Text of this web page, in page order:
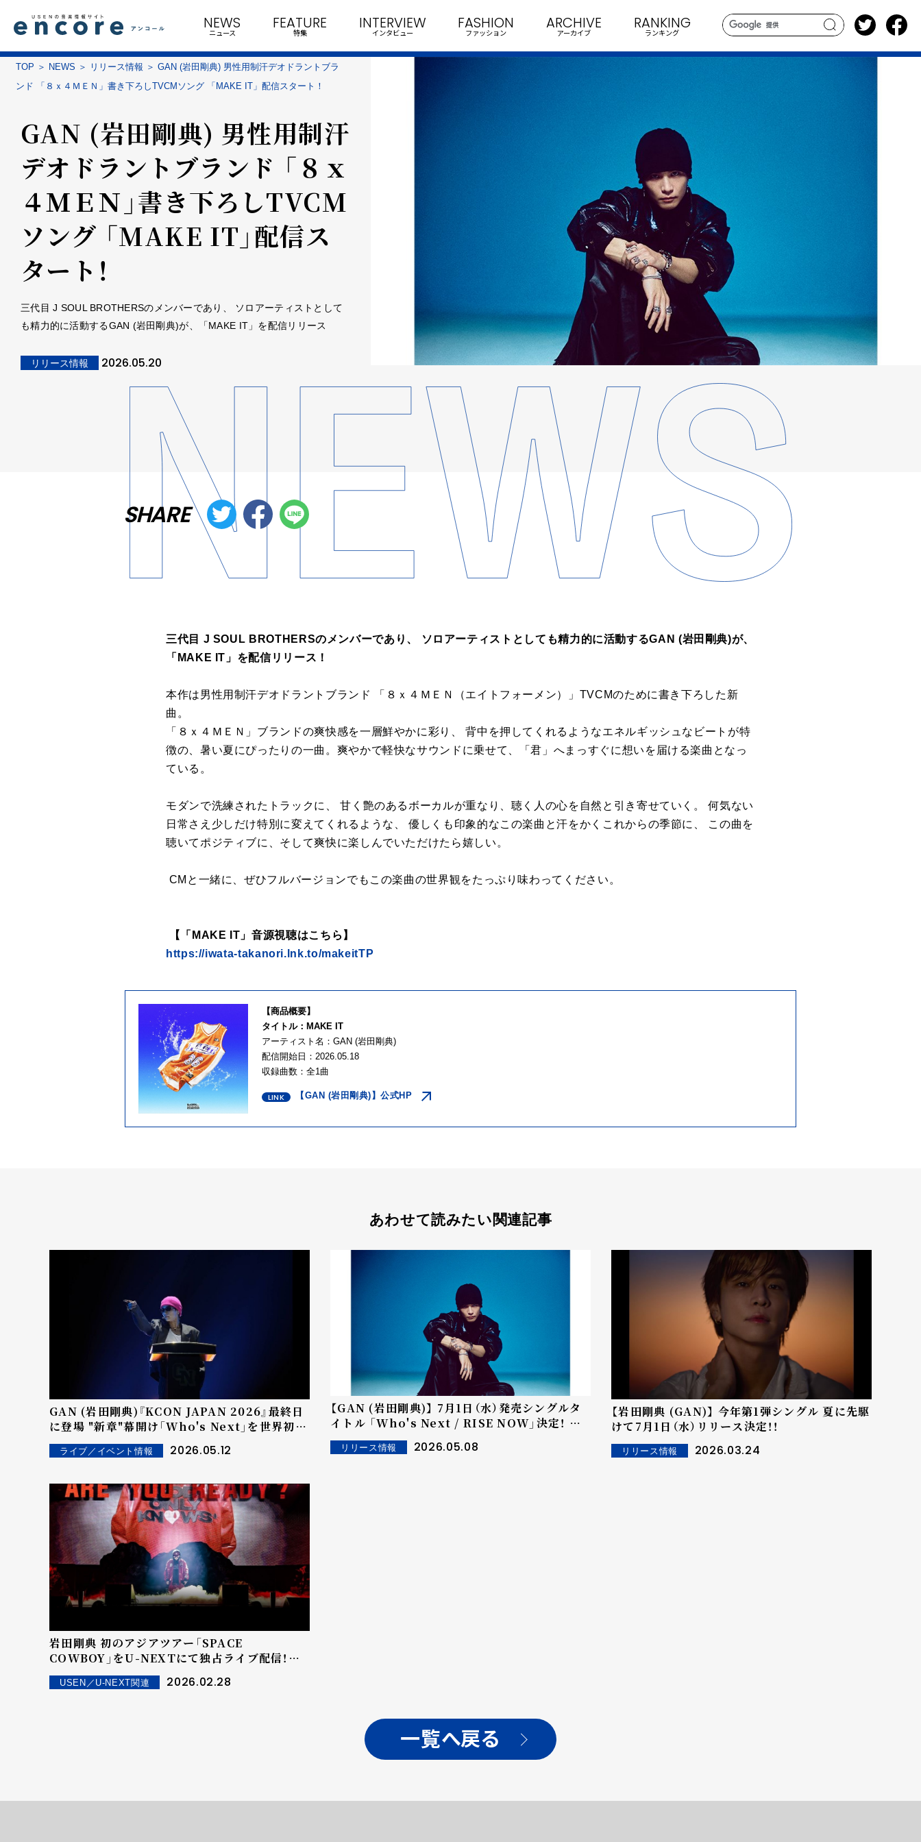
search
NEWS
ニュース
FEATURE
特集
INTERVIEW
インタビュー
FASHION
ファッション
ARCHIVE
アーカイブ
RANKING
ランキング
TOP NEWS リリース情報
GAN (岩田剛典) 男性用制汗デオドラントブラ
ンド 「８ｘ４ＭＥＮ」書き下ろしTVCMソング 「MAKE IT」配信スタート！
GAN (岩田剛典) 男性用制汗
デオドラントブランド 「８ｘ
４ＭＥＮ」書き下ろしTVCM
ソング 「MAKE IT」配信ス
タート！
三代目 J SOUL BROTHERSのメンバーであり、 ソロアーティストとして
も精力的に活動するGAN (岩田剛典)が、「MAKE IT」を配信リリース
リリース情報 2026.05.20
SHARE
三代目 J SOUL BROTHERSのメンバーであり、 ソロアーティストとしても精力的に活動するGAN (岩田剛典)が、
「MAKE IT」を配信リリース！
本作は男性用制汗デオドラントブランド 「８ｘ４ＭＥＮ（エイトフォーメン）」TVCMのために書き下ろした新
曲。
「８ｘ４ＭＥＮ」ブランドの爽快感を一層鮮やかに彩り、 背中を押してくれるようなエネルギッシュなビートが特
徴の、暑い夏にぴったりの一曲。爽やかで軽快なサウンドに乗せて、「君」へまっすぐに想いを届ける楽曲となっ
ている。
モダンで洗練されたトラックに、 甘く艶のあるボーカルが重なり、聴く人の心を自然と引き寄せていく。 何気ない
日常さえ少しだけ特別に変えてくれるような、 優しくも印象的なこの楽曲と汗をかくこれからの季節に、 この曲を
聴いてポジティブに、そして爽快に楽しんでいただけたら嬉しい。
CMと一緒に、ぜひフルバージョンでもこの楽曲の世界観をたっぷり味わってください。
【「MAKE IT」音源視聴はこちら】
https://iwata-takanori.lnk.to/makeitTP
【商品概要】
タイトル：MAKE IT
アーティスト名：GAN (岩田剛典)
配信開始日：2026.05.18
収録曲数：全1曲
【GAN (岩田剛典)】公式HP
あわせて読みたい関連記事
GAN (岩田剛典)『KCON JAPAN 2026』最終日
に登場 "新章"幕開け「Who's Next」を世界初パ
フォーマンス！ 本日「Who's Next」配信開始！
ライブ／イベント情報 2026.05.12
【GAN (岩田剛典)】 7月1日（水）発売シングルタ
イトル 「Who's Next / RISE NOW」決定！ 新
ビジュアルも公開！
リリース情報 2026.05.08
【岩田剛典 (GAN)】 今年第1弾シングル 夏に先駆
けて7月1日（水）リリース決定！！
リリース情報 2026.03.24
岩田剛典 初のアジアツアー「SPACE
COWBOY」をU-NEXTにて独占ライブ配信！
2024年の武道館ライブ「ARTLESS」＆密着ドキ
ュメンタリーも独占配信中
USEN／U-NEXT関連 2026.02.28
一覧へ戻る